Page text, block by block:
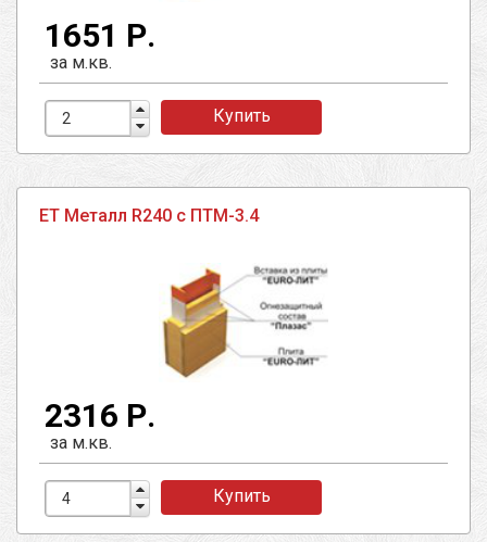
1651 Р.
за м.кв.
Купить
ЕТ Металл R240 с ПТМ-3.4
2316 Р.
за м.кв.
Купить